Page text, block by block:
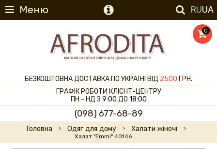
Меню RUUA
0
БЕЗКОШТОВНА ДОСТАВКА ПО УКРАЇНІ ВІД 2500 ГРН.
ГРАФІК РОБОТИ КЛІЄНТ-ЦЕНТРУ
ПН - НД З 9:00 ДО 18:00
(098) 677-68-89
Головна Одяг для дому Халати жіночі
Халат "Emmi" 40146